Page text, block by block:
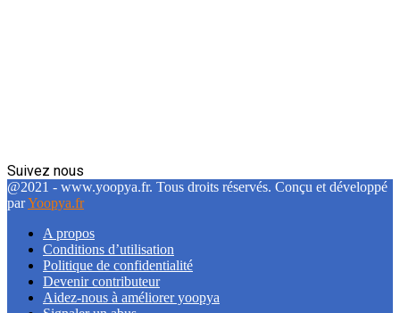
Suivez nous
Facebook
Twitter
Linkedin
@2021 - www.yoopya.fr. Tous droits réservés. Conçu et développé
parYoopya.fr
A propos
Conditions d’utilisation
Politique de confidentialité
Devenir contributeur
Aidez-nous à améliorer yoopya